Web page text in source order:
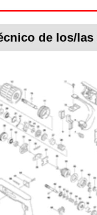
de los/las